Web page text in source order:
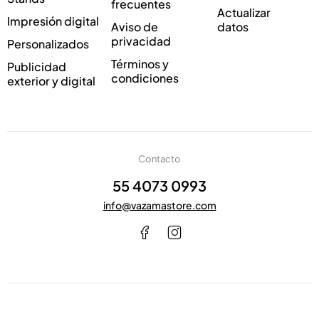
e
c
r
ó
c
*
Impresión digital
Personalizados
Publicidad
exterior y digital
frecuentes
Aviso de
privacidad
Términos y
condiciones
Actualizar
datos
Contacto
55 4073 0993
info@vazamastore.com